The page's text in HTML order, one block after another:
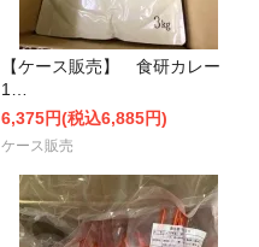
【ケース販売】 食研カレー
1…
6,375円(税込6,885円)
ケース販売